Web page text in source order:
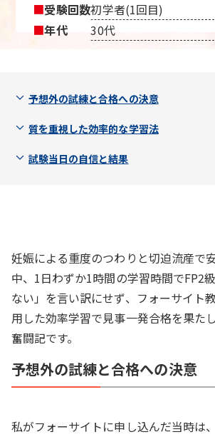
■受験回数初学者(1回目)
■年代 30代
予想外の試練と合格への決意
質を重視した効率的な学習法
試験当日の自信と結果
妊娠による重度のつわりと切迫流産で
中、1日わずか1時間の学習時間でFP2
ない」を言い訳にせず、フォーサイト
用した効率学習で見事一発合格を果た
奮闘記です。
予想外の試練と合格への決意
私がフォーサイトに申し込んだ当時は